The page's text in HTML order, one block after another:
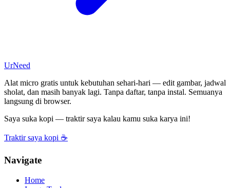
UrNeed
Alat micro gratis untuk kebutuhan sehari-hari — edit gambar, jadwal
sholat, dan masih banyak lagi. Tanpa daftar, tanpa instal. Semuanya
langsung di browser.
Saya suka kopi — traktir saya kalau kamu suka karya ini!
Traktir saya kopi ☕
Navigate
Home